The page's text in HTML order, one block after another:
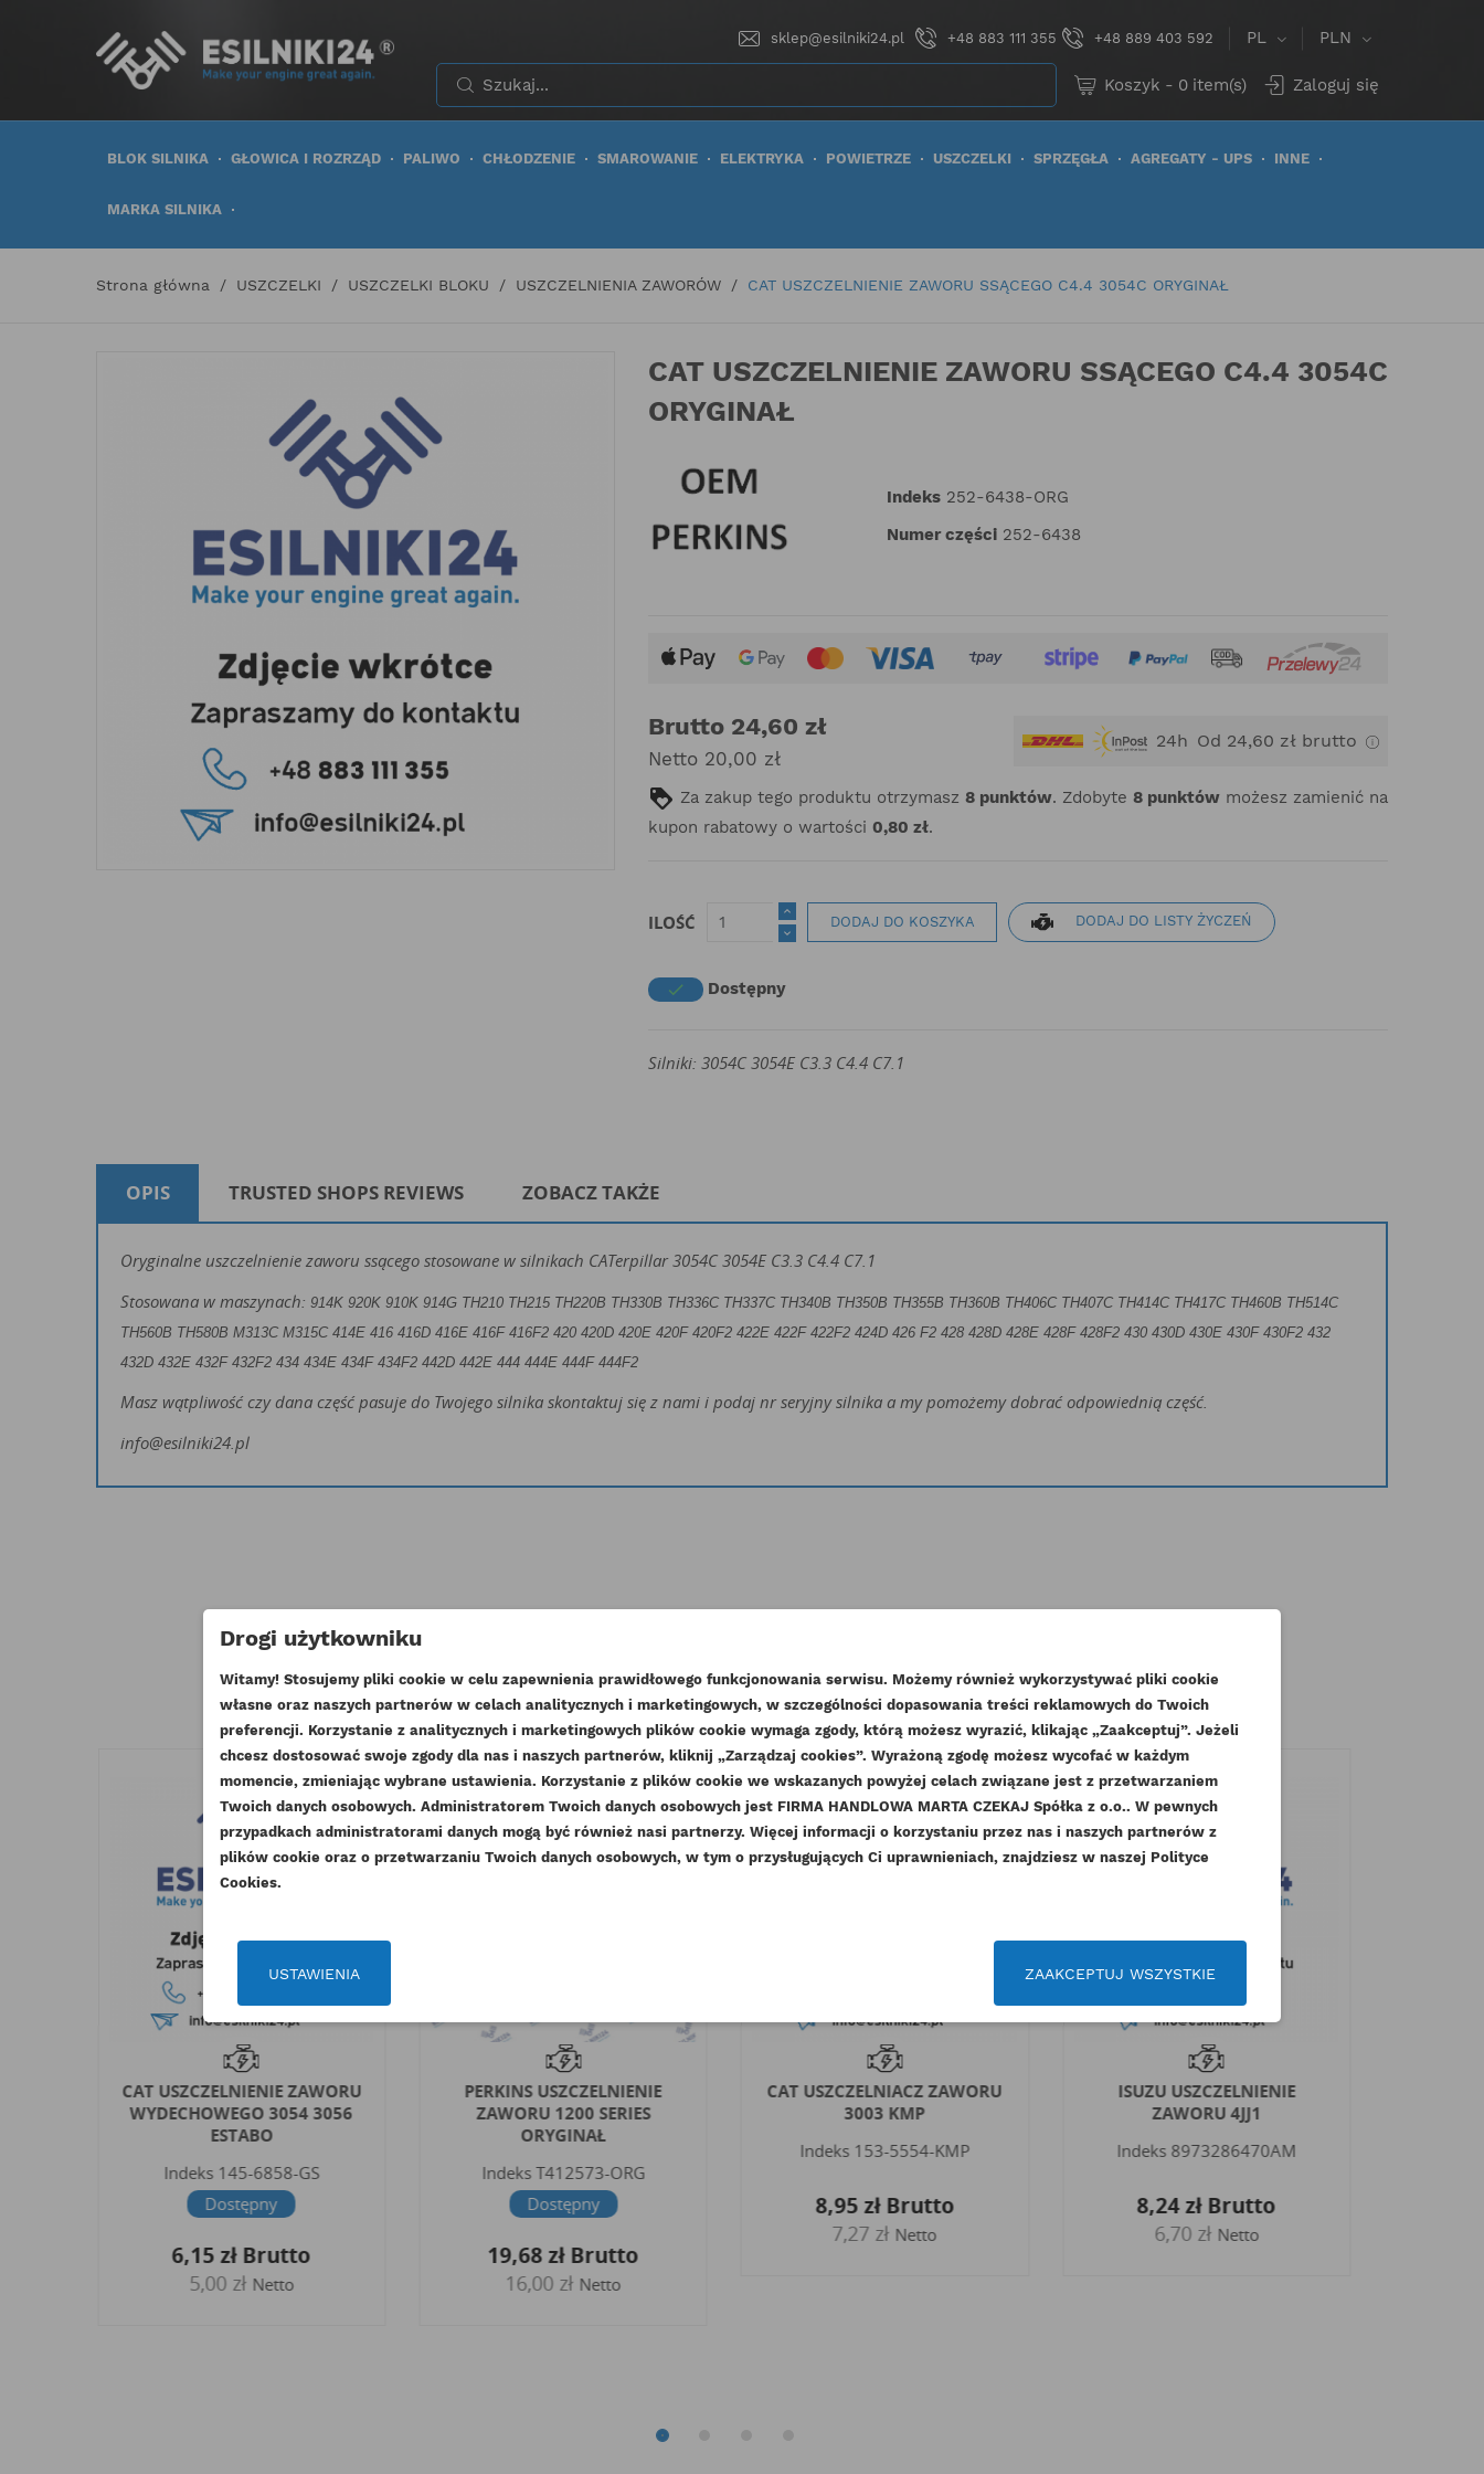
DODAJ DO LISTY ŻYCZEŃ
UTWÓRZ LISTĘ ŻYCZEŃ
NAZWA LISTY ŻYCZEŃ
ZALOGUJ SIĘ
Musisz być zalogowany by zapisać produkty na swojej liście życzeń.
sklep@esilniki24.pl +48 883 111 355 +48 889 403 592 PL PLN
Koszyk - 0 item(s) Zaloguj się
BLOK SILNIKA GŁOWICA I ROZRZĄD PALIWO CHŁODZENIE SMAROWANIE ELEKTRYKA POWIETRZE USZCZELKI SPRZĘGŁA AGREGATY - UPS INNE
MARKA SILNIKA
Strona główna USZCZELKI USZCZELKI BLOKU USZCZELNIENIA ZAWORÓW CAT USZCZELNIENIE ZAWORU SSĄCEGO C4.4 3054C ORYGINAŁ
CAT USZCZELNIENIE ZAWORU SSĄCEGO C4.4 3054C
ORYGINAŁ
Indeks 252-6438-ORG
Numer części 252-6438
Brutto 24,60 zł
Netto 20,00 zł
24h Od 24,60 zł brutto
Za zakup tego produktu otrzymasz 8 punktów. Zdobyte 8 punktów możesz zamienić na
kupon rabatowy o wartości 0,80 zł.
ILOŚĆ DODAJ DO KOSZYKA DODAJ DO LISTY ŻYCZEŃ
 Dostępny
Silniki: 3054C 3054E C3.3 C4.4 C7.1
OPIS TRUSTED SHOPS REVIEWS ZOBACZ TAKŻE
Oryginalne uszczelnienie zaworu ssącego stosowane w silnikach CATerpillar 3054C 3054E C3.3 C4.4 C7.1
Stosowana w maszynach: 914K 920K 910K 914G TH210 TH215 TH220B TH330B TH336C TH337C TH340B TH350B TH355B TH360B TH406C TH407C TH414C TH417C TH460B TH514C
TH560B TH580B M313C M315C 414E 416 416D 416E 416F 416F2 420 420D 420E 420F 420F2 422E 422F 422F2 424D 426 F2 428 428D 428E 428F 428F2 430 430D 430E 430F 430F2 432
432D 432E 432F 432F2 434 434E 434F 434F2 442D 442E 444 444E 444F 444F2
Masz wątpliwość czy dana część pasuje do Twojego silnika skontaktuj się z nami i podaj nr seryjny silnika a my pomożemy dobrać odpowiednią część.
info@esilniki24.pl
Pozostałe produkty w tej kategorii:
CAT USZCZELNIENIE ZAWORU
WYDECHOWEGO 3054 3056
ESTABO
Indeks 145-6858-GS
Dostępny
6,15 złBrutto
5,00 zł Netto
PERKINS USZCZELNIENIE
ZAWORU 1200 SERIES
ORYGINAŁ
Indeks T412573-ORG
Dostępny
19,68 złBrutto
16,00 zł Netto
CAT USZCZELNIACZ ZAWORU
3003 KMP
Indeks 153-5554-KMP
8,95 złBrutto
7,27 zł Netto
ISUZU USZCZELNIENIE
ZAWORU 4JJ1
Indeks 8973286470AM
8,24 złBrutto
6,70 zł Netto
Drogi użytkowniku
Witamy! Stosujemy pliki cookie w celu zapewnienia prawidłowego funkcjonowania serwisu. Możemy również wykorzystywać pliki cookie
własne oraz naszych partnerów w celach analitycznych i marketingowych, w szczególności dopasowania treści reklamowych do Twoich
preferencji. Korzystanie z analitycznych i marketingowych plików cookie wymaga zgody, którą możesz wyrazić, klikając „Zaakceptuj”. Jeżeli
chcesz dostosować swoje zgody dla nas i naszych partnerów, kliknij „Zarządzaj cookies”. Wyrażoną zgodę możesz wycofać w każdym
momencie, zmieniając wybrane ustawienia. Korzystanie z plików cookie we wskazanych powyżej celach związane jest z przetwarzaniem
Twoich danych osobowych. Administratorem Twoich danych osobowych jest FIRMA HANDLOWA MARTA CZEKAJ Spółka z o.o.. W pewnych
przypadkach administratorami danych mogą być również nasi partnerzy. Więcej informacji o korzystaniu przez nas i naszych partnerów z
plików cookie oraz o przetwarzaniu Twoich danych osobowych, w tym o przysługujących Ci uprawnieniach, znajdziesz w naszej Polityce
Cookies.
USTAWIENIA ZAAKCEPTUJ WSZYSTKIE